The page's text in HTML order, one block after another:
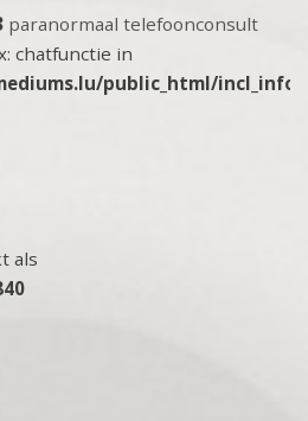
paranormaal telefoonconsult
chatfunctie in
public_html/
als